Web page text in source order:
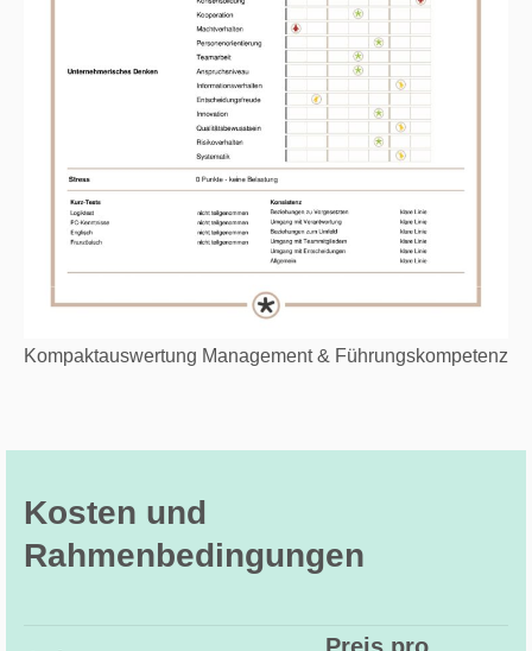
Kompaktauswertung Management & Führungskompetenz
Kosten und
Rahmenbedingungen